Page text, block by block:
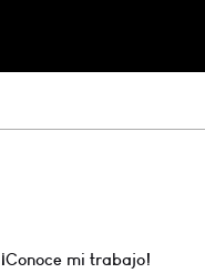
¡Conoce mi trabajo!